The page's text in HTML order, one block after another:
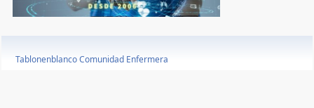
Tablonenblanco Comunidad Enfermera